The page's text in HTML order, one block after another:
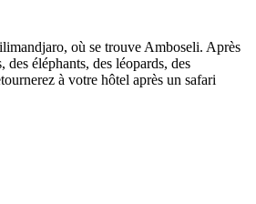
où se trouve Amboseli. Après
éléphants, des léopards, des
à votre hôtel après un safari